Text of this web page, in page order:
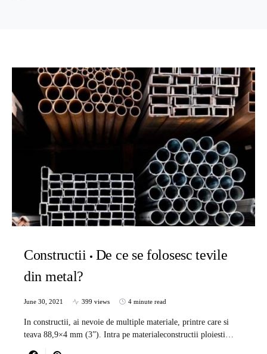
Constructii
De ce se folosesc tevile
din metal?
June 30, 2021 399 views 4 minute read
In constructii, ai nevoie de multiple materiale, printre care si
teava 88,9×4 mm (3”). Intra pe materialeconstructii ploiesti…